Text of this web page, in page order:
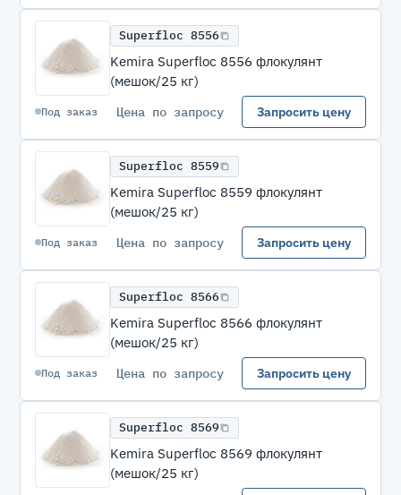
Superfloc 8556
Kemira Superfloc 8556 флокулянт
(мешок/25 кг)
Под заказ Цена по запросу Запросить цену
Superfloc 8559
Kemira Superfloc 8559 флокулянт
(мешок/25 кг)
Под заказ Цена по запросу Запросить цену
Superfloc 8566
Kemira Superfloc 8566 флокулянт
(мешок/25 кг)
Под заказ Цена по запросу Запросить цену
Superfloc 8569
Kemira Superfloc 8569 флокулянт
(мешок/25 кг)